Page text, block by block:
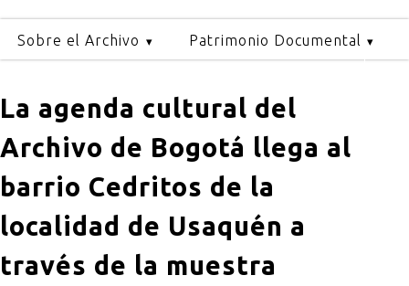
Sobre el Archivo Patrimonio Documental
La agenda cultural del
Archivo de Bogotá llega al
barrio Cedritos de la
localidad de Usaquén a
través de la muestra